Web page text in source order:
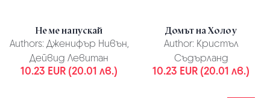
Не ме напускай
Authors: Дженифър Нивън,
Дейвид Левитан
10.23 EUR (20.01 лв.)
Домът на Холоу
Author: Кристъл
Съдърланд
10.23 EUR (20.01 лв.)